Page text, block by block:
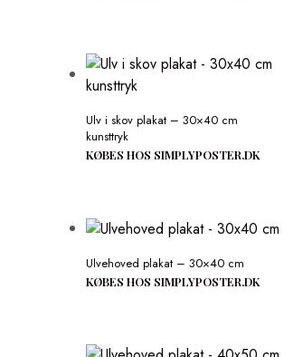
Ulv i skov plakat – 30×40 cm
kunsttryk
KØBES HOS SIMPLYPOSTER.DK
Ulvehoved plakat – 30×40 cm
KØBES HOS SIMPLYPOSTER.DK